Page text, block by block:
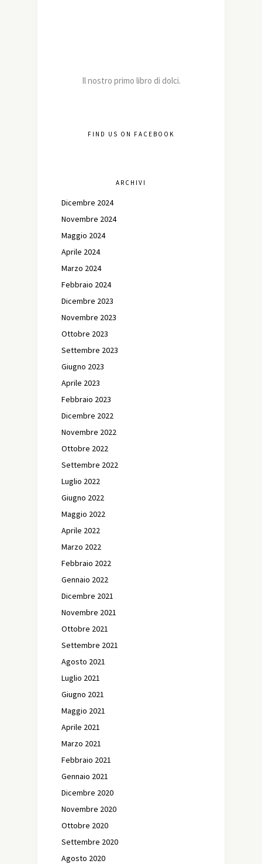
Il nostro primo libro di dolci.
FIND US ON FACEBOOK
ARCHIVI
Dicembre 2024
Novembre 2024
Maggio 2024
Aprile 2024
Marzo 2024
Febbraio 2024
Dicembre 2023
Novembre 2023
Ottobre 2023
Settembre 2023
Giugno 2023
Aprile 2023
Febbraio 2023
Dicembre 2022
Novembre 2022
Ottobre 2022
Settembre 2022
Luglio 2022
Giugno 2022
Maggio 2022
Aprile 2022
Marzo 2022
Febbraio 2022
Gennaio 2022
Dicembre 2021
Novembre 2021
Ottobre 2021
Settembre 2021
Agosto 2021
Luglio 2021
Giugno 2021
Maggio 2021
Aprile 2021
Marzo 2021
Febbraio 2021
Gennaio 2021
Dicembre 2020
Novembre 2020
Ottobre 2020
Settembre 2020
Agosto 2020